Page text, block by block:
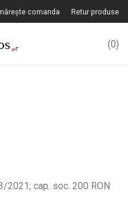
comanda Retur produse
0
cap. soc. 200 RON